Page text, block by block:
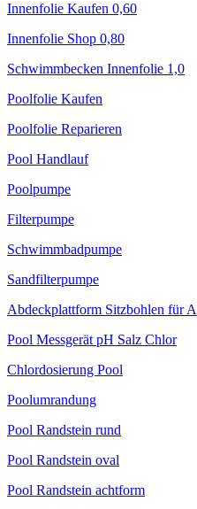
Innenfolie Kaufen 0,60
Innenfolie Shop 0,80
Schwimmbecken Innenfolie 1,0
Poolfolie Kaufen
Poolfolie Reparieren
Pool Handlauf
Poolpumpe
Filterpumpe
Schwimmbadpumpe
Sandfilterpumpe
Abdeckplattform Sitzbohlen für
Pool Messgerät pH Salz Chlor
Chlordosierung Pool
Poolumrandung
Pool Randstein rund
Pool Randstein oval
Pool Randstein achtform